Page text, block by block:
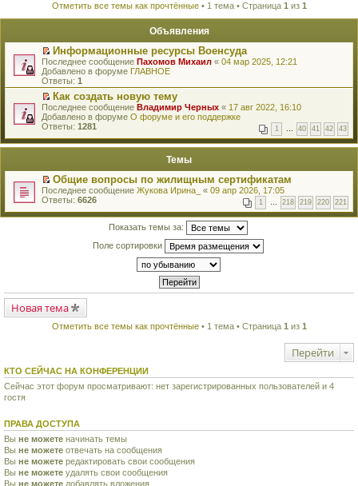
Отметить все темы как прочтённые• 1 тема • Страница 1 из 1
Объявления
П
е
р
е
й
т
и
к
е
о
м
у
н
е
н
о
м
у
б
щ
е
Информационные ресурсы Военсуда
Последнее сообщение Пахомов Михаил « 04 мар 2025, 12:21
Добавлено в форуме ГЛАВНОЕ
Ответы: 1
П
е
р
й
к
п
е
р
в
о
ч
и
т
а
у
с
о
щ
е
н
и
ю
Как создать новую тему
Последнее сообщение Владимир Черных « 17 авг 2022, 16:10
Добавлено в форуме О форуме и его поддержке
Ответы: 1281 1 … 40 41 42 43
Темы
П
е
е
в
м
у
н
о
ч
и
н
о
м
у
с
о
Общие вопросы по жилищным сертификатам
Последнее сообщение Жукова Ирина_ « 09 апр 2026, 17:05
Ответы: 6626 1 … 218 219 220 221
Показать темы за:
Поле сортировки
Новая тема
Отметить все темы как прочтённые• 1 тема • Страница 1 из 1
Перейти
КТО СЕЙЧАС НА КОНФЕРЕНЦИИ
Сейчас этот форум просматривают: нет зарегистрированных пользователей и 4
гостя
ПРАВА ДОСТУПА
Вы не можете начинать темы
Вы не можете отвечать на сообщения
Вы не можете редактировать свои сообщения
Вы не можете удалять свои сообщения
Вы не можете добавлять вложения